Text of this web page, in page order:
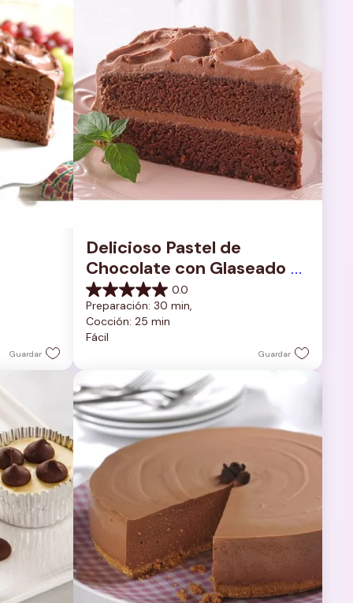
Guardar
Delicioso Pastel de
Chocolate con Glaseado
de Chocolate Rico y
Cremoso
0.0
0.0
de
5
estrellas.
Preparación: 30 min,
Cocción: 25 min
Fácil
Guardar